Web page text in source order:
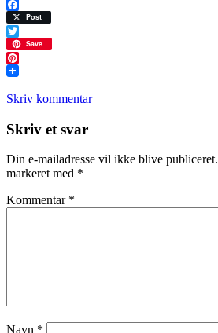
Facebook
Post
Twitter
Save
Pinterest
Skriv kommentar
Læserinteraktioner
Skriv et svar
Din e-mailadresse vil ikke blive publiceret.
markeret med *
Kommentar *
Navn *